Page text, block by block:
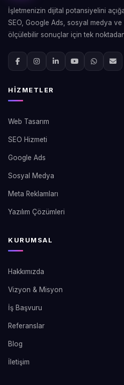
İşletmenizin dijital potansiyelini
SEO, Google Ads, sosyal medya
ölçülebilir sonuçlar için tek
HIZMETLER
Web Tasarım
SEO Hizmeti
Google Ads
Sosyal Medya
Meta Reklamları
Yazılım Çözümleri
KURUMSAL
Hakkımızda
Vizyon & Misyon
İş Başvuru
Referanslar
Blog
İletişim